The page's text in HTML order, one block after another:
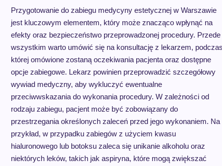
Przygotowanie do zabiegu medycyny estetycznej w Warszawie
jest kluczowym elementem, który może znacząco wpłynąć na
efekty oraz bezpieczeństwo przeprowadzonej procedury. Przede
wszystkim warto umówić się na konsultację z lekarzem,
której omówione zostaną oczekiwania pacjenta oraz dostępne
opcje zabiegowe. Lekarz powinien przeprowadzić szczegółowy
wywiad medyczny, aby wykluczyć ewentualne
przeciwwskazania do wykonania procedury. W zależności od
rodzaju zabiegu, pacjent może być zobowiązany do
przestrzegania określonych zaleceń przed jego wykonaniem. Na
przykład, w przypadku zabiegów z użyciem kwasu
hialuronowego lub botoksu zaleca się unikanie alkoholu oraz
niektórych leków, takich jak aspiryna, które mogą zwiększać